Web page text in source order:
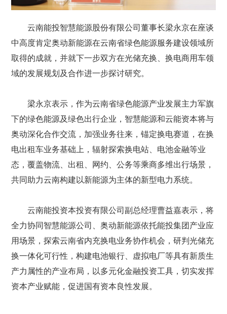
云南能投智慧能源股份有限公司董事长梁永京在座谈
中高度肯定奥动新能源在云南省绿色能源服务建设领域所
取得的成就，并就下一步双方在光储充换、换电商用车领
域的发展规划及合作进一步探讨研究。
梁永京表示，作为云南省绿色能源产业发展主力军旗
下的绿色能源及绿色出行企业，智慧能源和云能资本将与
奥动深化合作交流，加强业务往来，锚定换电赛道，在换
电出租车业务基础上，辐射探索换电站、电池金融等业
态，覆盖物流、出租、网约、公务等乘商多维出行场景，
共同助力云南构建以新能源为主体的新型电力系统。
云南能投资本投资有限公司副总经理曹益嘉表示，将
全力协同智慧能源公司、奥动新能源依托能投集团产业应
用场景，探索云南省内充换电业务协作机会，研判光储充
换一体化可行性，构建电池银行、虚拟电厂等具有新质生
产力属性的产业布局，以多元化金融投资工具，切实发挥
资本产业赋能，促进国有资本良性发展。